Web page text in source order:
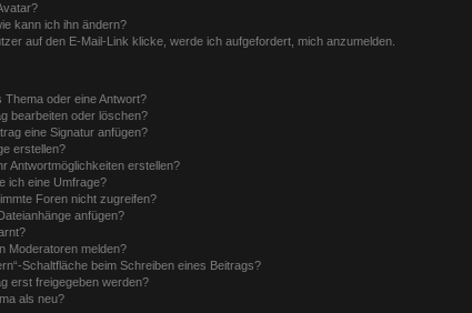
kann ich ihn ändern?
auf den E-Mail-Link klicke, werde ich aufgefordert, mich anzumelden.
Thema oder eine Antwort?
bearbeiten oder löschen?
eine Signatur anfügen?
erstellen?
Antwortmöglichkeiten erstellen?
ich eine Umfrage?
Foren nicht zugreifen?
anfügen?
Moderatoren melden?
Schaltfläche beim Schreiben eines Beitrags?
erst freigegeben werden?
als neu?